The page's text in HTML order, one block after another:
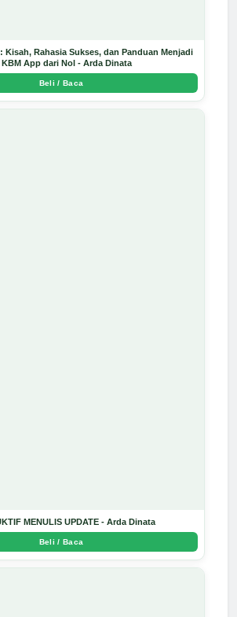
Kisah, Rahasia Sukses, dan Panduan Menjadi
App dari Nol - Arda Dinata
Beli / Baca
MENULIS UPDATE - Arda Dinata
Beli / Baca